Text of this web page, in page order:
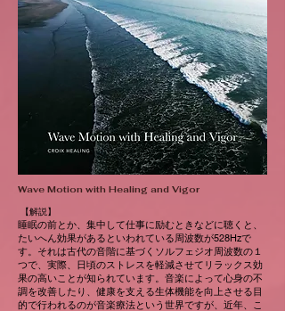
Wave Motion with Healing and Vigor
【解説】
睡眠の前とか、集中して仕事に励むときなどに聴くと、
たいへん効果があるといわれている周波数が528Hzで
す。それは古代の音階に基づくソルフェジオ周波数の１
つで、実際、日頃のストレスを軽減させてリラックス効
果の高いことが知られています。音楽によって心身の不
調を改善したり、健康を支える生体機能を向上させる目
的で行われるのが音楽療法という世界ですが、近年、こ